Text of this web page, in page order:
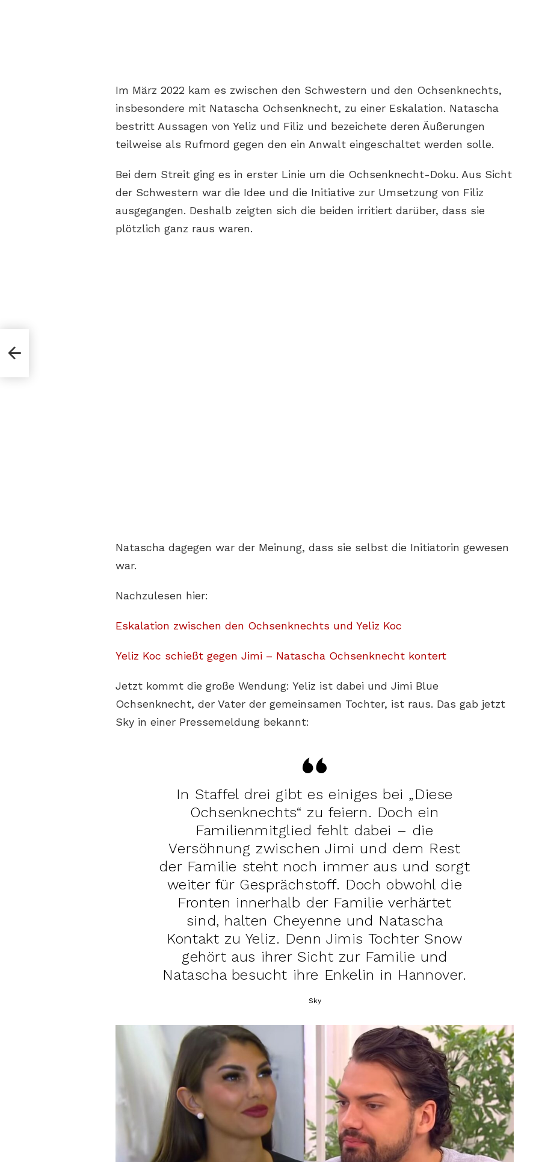
Im März 2022 kam es zwischen den Schwestern und den Ochsenknechts,
insbesondere mit Natascha Ochsenknecht, zu einer Eskalation. Natascha
bestritt Aussagen von Yeliz und Filiz und bezeichete deren Äußerungen
teilweise als Rufmord gegen den ein Anwalt eingeschaltet werden solle.
Bei dem Streit ging es in erster Linie um die Ochsenknecht-Doku. Aus Sicht
der Schwestern war die Idee und die Initiative zur Umsetzung von Filiz
ausgegangen. Deshalb zeigten sich die beiden irritiert darüber, dass sie
plötzlich ganz raus waren.
Natascha dagegen war der Meinung, dass sie selbst die Initiatorin gewesen
war.
Nachzulesen hier:
Eskalation zwischen den Ochsenknechts und Yeliz Koc
Yeliz Koc schießt gegen Jimi – Natascha Ochsenknecht kontert
Jetzt kommt die große Wendung: Yeliz ist dabei und Jimi Blue
Ochsenknecht, der Vater der gemeinsamen Tochter, ist raus. Das gab jetzt
Sky in einer Pressemeldung bekannt:
In Staffel drei gibt es einiges bei „Diese
Ochsenknechts“ zu feiern. Doch ein
Familienmitglied fehlt dabei – die
Versöhnung zwischen Jimi und dem Rest
der Familie steht noch immer aus und sorgt
weiter für Gesprächstoff. Doch obwohl die
Fronten innerhalb der Familie verhärtet
sind, halten Cheyenne und Natascha
Kontakt zu Yeliz. Denn Jimis Tochter Snow
gehört aus ihrer Sicht zur Familie und
Natascha besucht ihre Enkelin in Hannover.
Sky